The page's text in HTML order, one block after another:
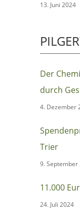
13. Juni 2024
Der
durch
4. Dezember
Trier
9. September
11.000
24. Juli 2024